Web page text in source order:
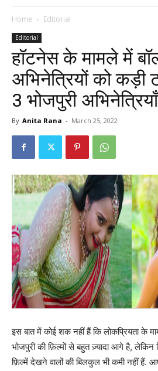
Home Editorial
Editorial
हॉटनेस के मामले में
अभिनेत्रियों को कड़ी
3 भोजपुरी अभिनेत्रियाँ
By Anita Rana - March 25, 2022
इस बात में कोई शक नहीं हैं कि लोकप्रियता के
भोजपुरी की फ़िल्मों से बहुत ज़्यादा आगे है, लेकिन
फ़िल्में देखने वालों की बिलकुल भी कमी नहीं हैं.